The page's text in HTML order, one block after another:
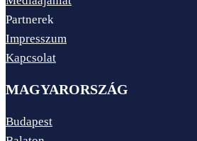
Partnerek
Impresszum
Kapcsolat
MAGYARORSZÁG
Budapest